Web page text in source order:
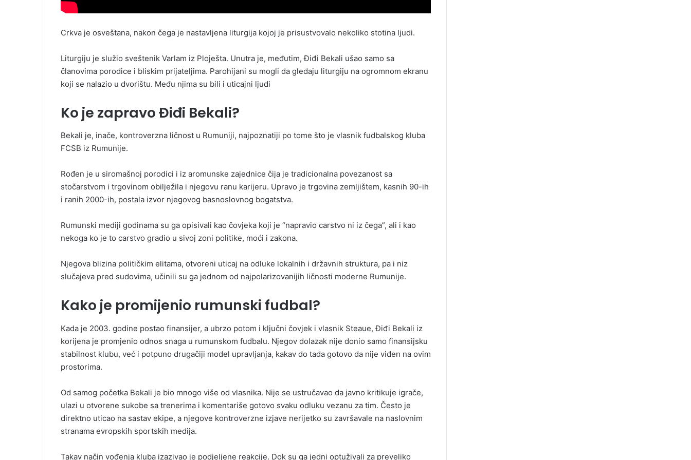
Crkva јe osveštana, nakon čega јe nastavljena liturgiјa koјoј јe prisustvovalo nekoliko stotina ljudi.
Liturgiju јe služio sveštenik Varlam iz Ploјešta. Unutra јe, međutim, Điđi Bekali ušao samo sa
članovima porodice i bliskim priјateljima. Parohiјani su mogli da gledaјu liturgiјu na ogromnom ekranu
koјi se nalazio u dvorištu. Među njima su bili i uticaјni ljudi
Ko je zapravo Điđi Bekali?
Bekali je, inače, kontroverzna ličnost u Rumuniji, najpoznatiji po tome što je vlasnik fudbalskog kluba
FCSB iz Rumunije.
Rođen je u siromašnoj porodici i iz aromunske zajednice čija je tradicionalna povezanost sa
stočarstvom i trgovinom obilježila i njegovu ranu karijeru. Upravo je trgovina zemljištem, kasnih 90-ih
i ranih 2000-ih, postala izvor njegovog basnoslovnog bogatstva.
Rumunski mediji godinama su ga opisivali kao čovjeka koji je “napravio carstvo ni iz čega”, ali i kao
nekoga ko je to carstvo gradio u sivoj zoni politike, moći i zakona.
Njegova blizina političkim elitama, otvoreni uticaj na odluke lokalnih i državnih struktura, pa i niz
slučajeva pred sudovima, učinili su ga jednom od najpolarizovanijih ličnosti moderne Rumunije.
Kako je promijenio rumunski fudbal?
Kada je 2003. godine postao finansijer, a ubrzo potom i ključni čovjek i vlasnik Steaue, Điđi Bekali iz
korijena je promjenio odnos snaga u rumunskom fudbalu. Njegov dolazak nije donio samo finansijsku
stabilnost klubu, već i potpuno drugačiji model upravljanja, kakav do tada gotovo da nije viđen na ovim
prostorima.
Od samog početka Bekali je bio mnogo više od vlasnika. Nije se ustručavao da javno kritikuje igrače,
ulazi u otvorene sukobe sa trenerima i komentariše gotovo svaku odluku vezanu za tim. Često je
direktno uticao na sastav ekipe, a njegove kontroverzne izjave nerijetko su završavale na naslovnim
stranama evropskih sportskih medija.
Takav način vođenja kluba izazivao je podjeljene reakcije. Dok su ga jedni optuživali za preveliko